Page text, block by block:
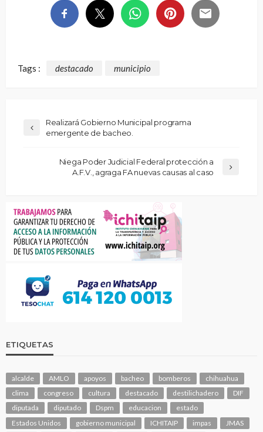
Tags : destacado municipio
Realizará Gobierno Municipal programa
emergente de bacheo.
Niega Poder Judicial Federal protección a
A.F.V., agraga FA nuevas causas al caso
ETIQUETAS
alcalde AMLO apoyos bacheo bomberos
chihuahua
clima
congreso cultura destacado destilichadero
DIF
diputada
diputado Dspm educacion
estado
Estados Unidos
gobierno municipal ICHITAIP impas
JMAS